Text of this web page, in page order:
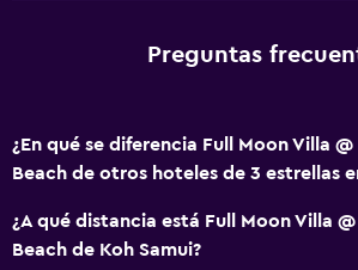
Preguntas
¿En qué se diferencia Full Moon Villa
Beach de otros hoteles de 3 estrellas
¿A qué distancia está Full Moon Villa
Beach de Koh Samui?